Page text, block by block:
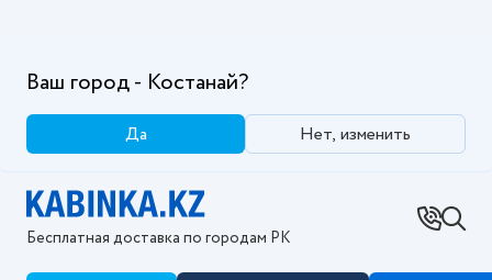
Ваш город - Костанай?
Да Нет, изменить
Бесплатная доставка по городам РК